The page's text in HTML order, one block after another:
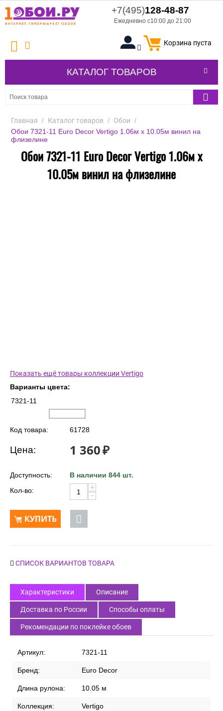
+7(495)128-48-87
Ежедневно с10:00 до 21:00
Корзина пуста
КАТАЛОГ ТОВАРОВ
Главная / Каталог товаров / Обои /
Обои 7321-11 Euro Decor Vertigo 1.06м x 10.05м винил на
флизелине
Обои 7321-11 Euro Decor Vertigo 1.06м x
10.05м винил на флизелине
Показать ещё товары коллекции Vertigo
Варианты цвета:
7321-11
Код товара: 61728
Цена: 1 360₽
Доступность:
В наличии 844 шт.
Кол-во:
+
−
КУПИТЬ
СПИСОК ВАРИАНТОВ ТОВАРА
Характеристики Описание
Доставка по России Способы оплаты
Рекомендации по поклейке обоев
Артикул: 7321-11
Бренд: Euro Decor
Длина рулона: 10.05 м
Коллекция: Vertigo